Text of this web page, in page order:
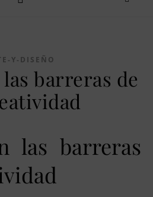
Y-DISEÑO
barreras de
las barreras